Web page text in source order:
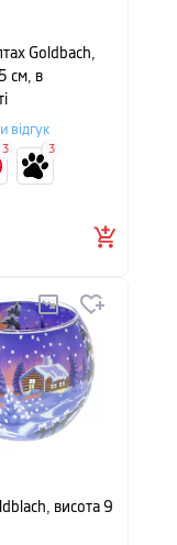
Goldbach,
см, в
відгук
3 3
висота 9